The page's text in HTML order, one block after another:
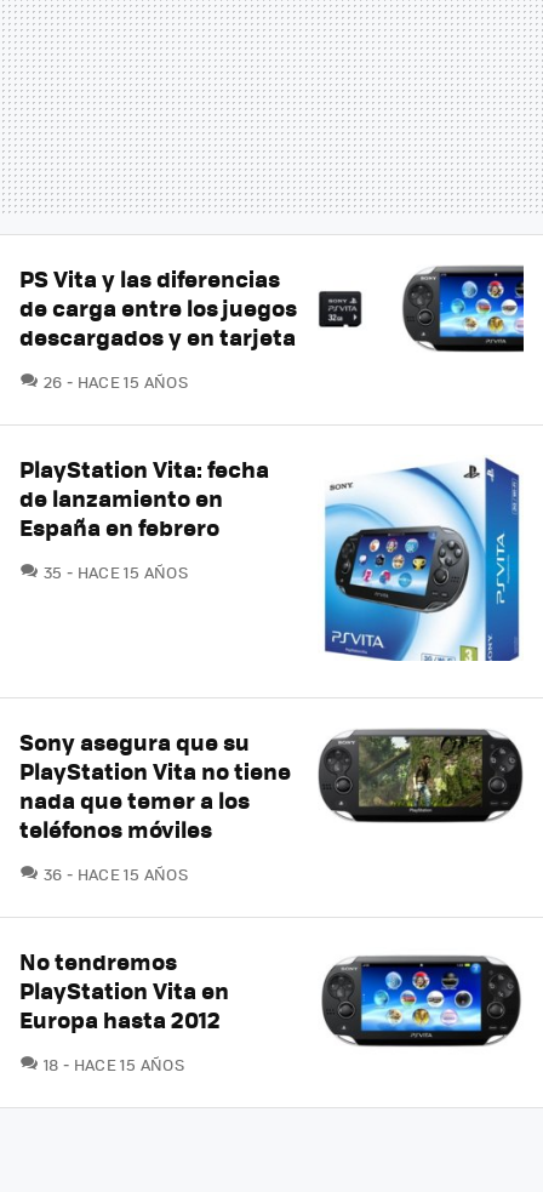
PS Vita y las diferencias
de carga entre los juegos
descargados y en tarjeta
26 COMENTARIOS
HACE 15 AÑOS
PlayStation Vita: fecha
de lanzamiento en
España en febrero
35 COMENTARIOS
HACE 15 AÑOS
Sony asegura que su
PlayStation Vita no tiene
nada que temer a los
teléfonos móviles
36 COMENTARIOS
HACE 15 AÑOS
No tendremos
PlayStation Vita en
Europa hasta 2012
18 COMENTARIOS
HACE 15 AÑOS